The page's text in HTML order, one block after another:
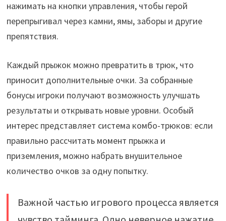
нажимать на кнопки управления, чтобы герой
перепрыгивал через камни, ямы, заборы и другие
препятствия.
Каждый прыжок можно превратить в трюк, что
приносит дополнительные очки. За собранные
бонусы игроки получают возможность улучшать
результаты и открывать новые уровни. Особый
интерес представляет система комбо-трюков: если
правильно рассчитать момент прыжка и
приземления, можно набрать внушительное
количество очков за одну попытку.
Важной частью игрового процесса является